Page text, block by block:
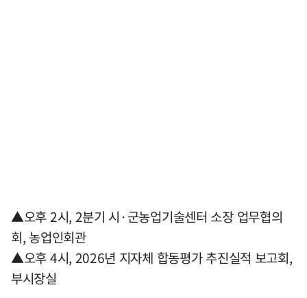
▲오후 2시, 2분기 시·군농업기술센터 소장 업무협의
회, 농업인회관
▲오후 4시, 2026년 지자체 합동평가 추진실적 보고회,
부시장실